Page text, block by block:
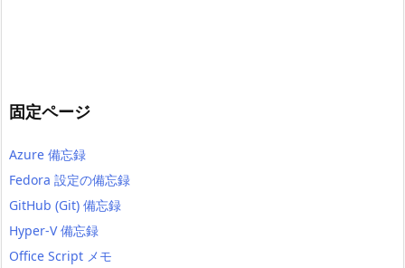
固定ページ
Azure 備忘録
Fedora 設定の備忘録
GitHub (Git) 備忘録
Hyper-V 備忘録
Office Script メモ